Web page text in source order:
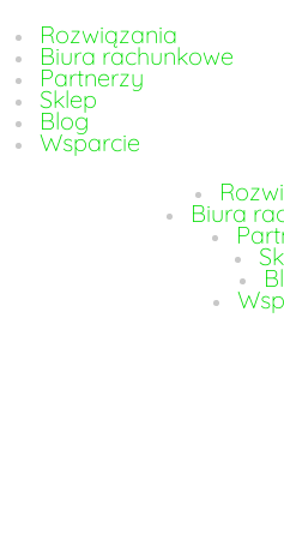
Rozwiązania
Biura rachunkowe
Partnerzy
Sklep
Blog
Wsparcie
Biura